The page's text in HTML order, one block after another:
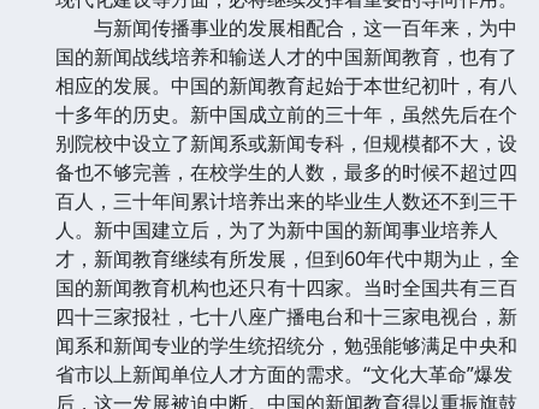
与新闻传播事业的发展相配合，这一百年来，为中
国的新闻战线培养和输送人才的中国新闻教育，也有了
相应的发展。中国的新闻教育起始于本世纪初叶，有八
十多年的历史。新中国成立前的三十年，虽然先后在个
别院校中设立了新闻系或新闻专科，但规模都不大，设
备也不够完善，在校学生的人数，最多的时候不超过四
百人，三十年间累计培养出来的毕业生人数还不到三干
人。新中国建立后，为了为新中国的新闻事业培养人
才，新闻教育继续有所发展，但到60年代中期为止，全
国的新闻教育机构也还只有十四家。当时全国共有三百
四十三家报社，七十八座广播电台和十三家电视台，新
闻系和新闻专业的学生统招统分，勉强能够满足中央和
省市以上新闻单位人才方面的需求。“文化大革命”爆发
后，这一发展被迫中断。中国的新闻教育得以重振旗鼓